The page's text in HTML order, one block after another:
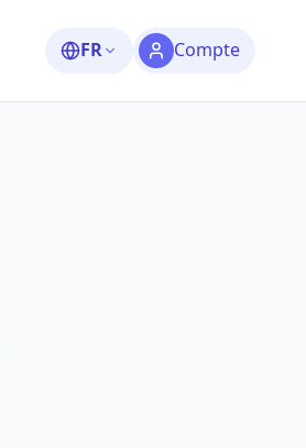
FR Compte